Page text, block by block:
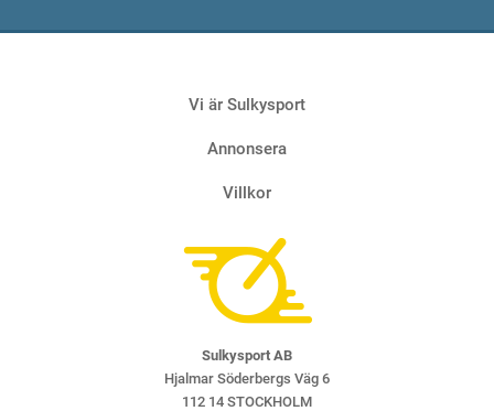
Vi är Sulkysport
Annonsera
Villkor
Sulkysport AB
Hjalmar Söderbergs Väg 6
112 14 STOCKHOLM